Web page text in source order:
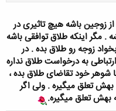
شود...
زوجین باشه هیچ تاثیری در
. مگر اینکه طلاق توافقی باشه
زوجه رو طلاق بده . در
به درخواست طلاق نداره
شوهر خود تقاضای طلاق بده ،
تعلق میگیره . ولی اگر
بهش تعلق میگیره.